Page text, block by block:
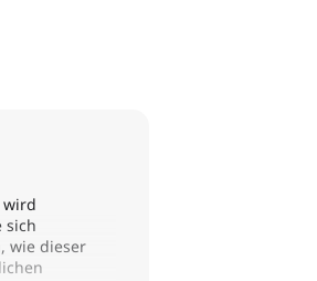
wird
sich
wie dieser